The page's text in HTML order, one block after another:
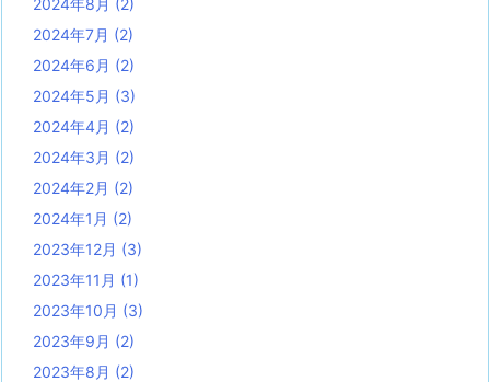
2024年8月 (2)
2024年7月 (2)
2024年6月 (2)
2024年5月 (3)
2024年4月 (2)
2024年3月 (2)
2024年2月 (2)
2024年1月 (2)
2023年12月 (3)
2023年11月 (1)
2023年10月 (3)
2023年9月 (2)
2023年8月 (2)